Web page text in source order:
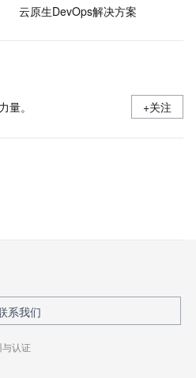
云原生DevOps解决方案
量。 +关注
系我们
与认证